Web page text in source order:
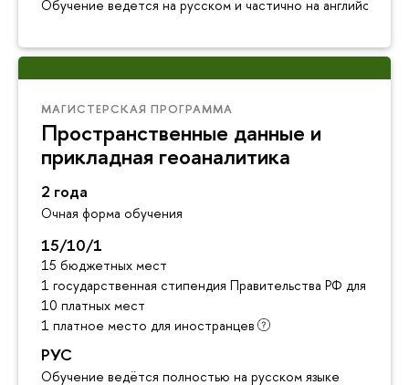
Обучение ведется на русском и частично на английском
МАГИСТЕРСКАЯ ПРОГРАММА
Пространственные данные и
прикладная геоаналитика
2 года
Очная форма обучения
15/10/1
15 бюджетных мест
1 государственная стипендия Правительства РФ для
10 платных мест
1 платное место для иностранцев
РУС
Обучение ведётся полностью на русском языке